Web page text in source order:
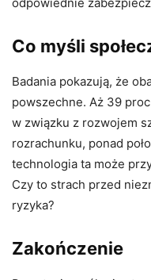
Co myśli
Badania pokazują, że
powszechne. Aż 39
w związku z rozwojem
rozrachunku, ponad
technologia ta może
Czy to strach przed
ryzyka?
Zakończenie